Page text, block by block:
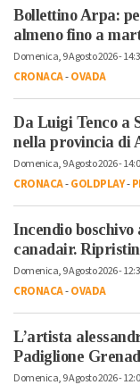
Bollettino Arpa:
almeno fino a
Domenica, 9 Agosto 2026 -
CRONACA-OVADA
Da Luigi Tenco a
nella provincia di
Domenica, 9 Agosto 2026 -
CRONACA-GOLDPLAY-
Incendio boschivo
canadair.
Domenica, 9 Agosto 2026 -
CRONACA-OVADA
L’artista
Padiglione
Domenica, 9 Agosto 2026 -